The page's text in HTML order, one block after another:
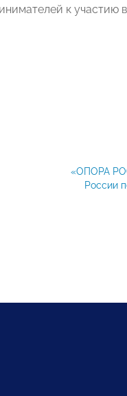
к участию
«ОПОРА
России